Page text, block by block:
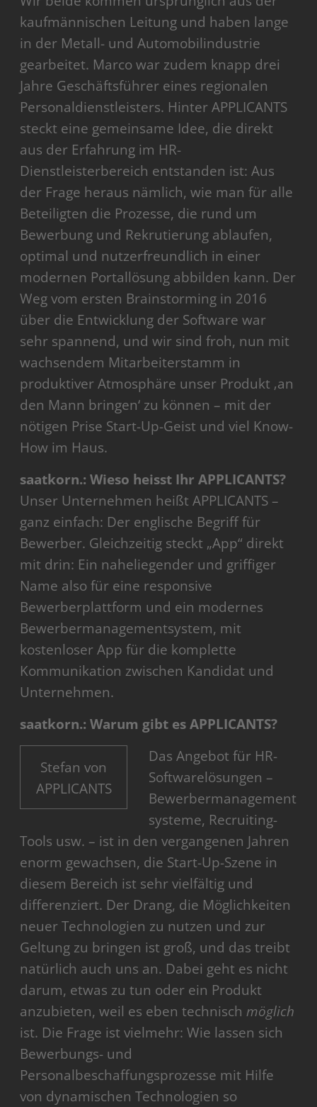
kaufmännischen Leitung und haben lange
in der Metall- und Automobilindustrie
gearbeitet. Marco war zudem knapp drei
Jahre Geschäftsführer eines regionalen
Personaldienstleisters. Hinter APPLICANTS
steckt eine gemeinsame Idee, die direkt
aus der Erfahrung im HR-
Dienstleisterbereich entstanden ist: Aus
der Frage heraus nämlich, wie man für alle
Beteiligten die Prozesse, die rund um
Bewerbung und Rekrutierung ablaufen,
optimal und nutzerfreundlich in einer
modernen Portallösung abbilden kann. Der
Weg vom ersten Brainstorming in 2016
über die Entwicklung der Software war
sehr spannend, und wir sind froh, nun mit
wachsendem Mitarbeiterstamm in
produktiver Atmosphäre unser Produkt ‚an
den Mann bringen‘ zu können – mit der
nötigen Prise Start-Up-Geist und viel Know-
How im Haus.
saatkorn.: Wieso heisst Ihr APPLICANTS?
Unser Unternehmen heißt APPLICANTS –
ganz einfach: Der englische Begriff für
Bewerber. Gleichzeitig steckt „App“ direkt
mit drin: Ein naheliegender und griffiger
Name also für eine responsive
Bewerberplattform und ein modernes
Bewerbermanagementsystem, mit
kostenloser App für die komplette
Kommunikation zwischen Kandidat und
Unternehmen.
saatkorn.: Warum gibt es APPLICANTS?
Stefan von
APPLICANTS
Das Angebot für HR-
Softwarelösungen –
Bewerbermanagement
systeme, Recruiting-
Tools usw. – ist in den vergangenen Jahren
enorm gewachsen, die Start-Up-Szene in
diesem Bereich ist sehr vielfältig und
differenziert. Der Drang, die Möglichkeiten
neuer Technologien zu nutzen und zur
Geltung zu bringen ist groß, und das treibt
natürlich auch uns an. Dabei geht es nicht
darum, etwas zu tun oder ein Produkt
anzubieten, weil es eben technischmöglich
ist. Die Frage ist vielmehr: Wie lassen sich
Bewerbungs- und
Personalbeschaffungsprozesse mit Hilfe
von dynamischen Technologien so